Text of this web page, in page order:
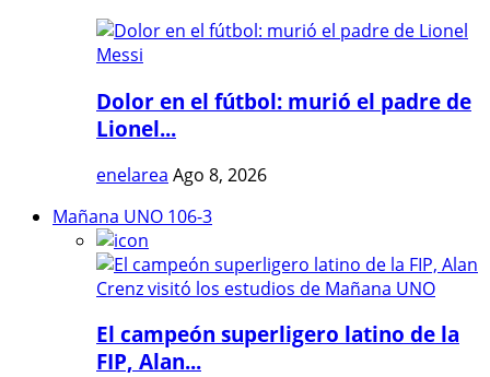
Dolor en el fútbol: murió el padre de
Lionel...
enelarea Ago 8, 2026
Mañana UNO 106-3
El campeón superligero latino de la
FIP, Alan...